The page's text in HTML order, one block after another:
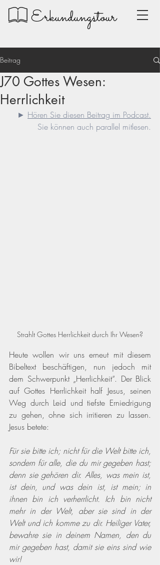
Erkundungstour
Beitrag
J70 Gottes Wesen:
Herrlichkeit
► Hören Sie diesen Beitrag im Podcast.
Sie können auch parallel mitlesen.
Strahlt Gottes Herrlichkeit durch Ihr Wesen?
Heute wollen wir uns erneut mit diesem
Bibeltext beschäftigen, nun jedoch mit
dem Schwerpunkt „Herrlichkeit“. Der Blick
auf Gottes Herrlichkeit half Jesus, seinen
Weg durch Leid und tiefste Erniedrigung
zu gehen, ohne sich irritieren zu lassen.
Jesus betete:
Für sie bitte ich; nicht für die Welt bitte ich,
sondern für alle, die du mir gegeben hast;
denn sie gehören dir. Alles, was mein ist,
ist dein, und was dein ist, ist mein; in
ihnen bin ich verherrlicht. Ich bin nicht
mehr in der Welt, aber sie sind in der
Welt und ich komme zu dir. Heiliger Vater,
bewahre sie in deinem Namen, den du
mir gegeben hast, damit sie eins sind wie
wir!